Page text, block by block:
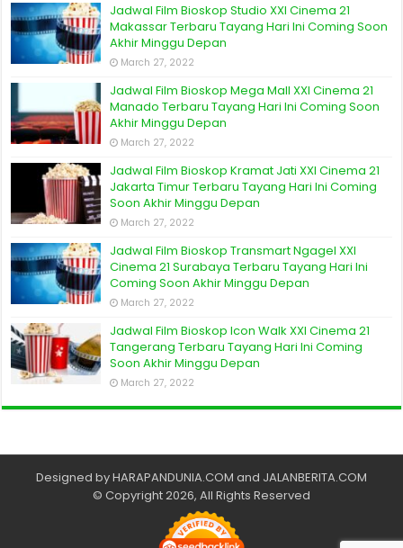
Jadwal Film Bioskop Studio XXI Cinema 21
Makassar Terbaru Tayang Hari Ini Coming Soon
Akhir Minggu Depan
March 27, 2022
Jadwal Film Bioskop Mega Mall XXI Cinema 21
Manado Terbaru Tayang Hari Ini Coming Soon
Akhir Minggu Depan
March 27, 2022
Jadwal Film Bioskop Kramat Jati XXI Cinema 21
Jakarta Timur Terbaru Tayang Hari Ini Coming
Soon Akhir Minggu Depan
March 27, 2022
Jadwal Film Bioskop Transmart Ngagel XXI
Cinema 21 Surabaya Terbaru Tayang Hari Ini
Coming Soon Akhir Minggu Depan
March 27, 2022
Jadwal Film Bioskop Icon Walk XXI Cinema 21
Tangerang Terbaru Tayang Hari Ini Coming
Soon Akhir Minggu Depan
March 27, 2022
Designed byHARAPANDUNIA.COM and JALANBERITA.COM
© Copyright 2026, All Rights Reserved